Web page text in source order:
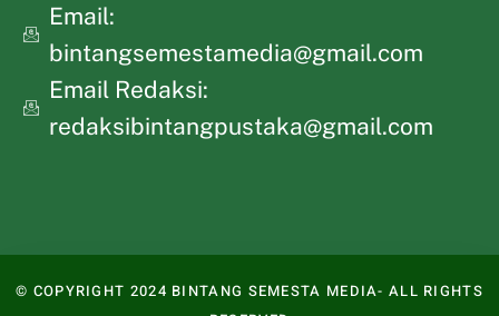
Email:
bintangsemestamedia@gmail.com
Email Redaksi:
redaksibintangpustaka@gmail.com
© COPYRIGHT 2024 BINTANG SEMESTA MEDIA- ALL RIGHTS